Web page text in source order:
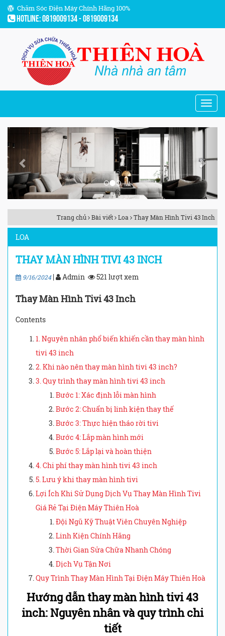
Chăm Sóc Điện Máy Chính Hãng 100%
Hotline: 0819009134 - 0819009134
Previous Next
Trang chủ Bài viết Loa Thay Màn Hình Tivi 43 Inch
LOA
THAY MÀN HÌNH TIVI 43 INCH
9/16/2024| Admin 521 lượt xem
Thay Màn Hình Tivi 43 Inch
Contents
1. Nguyên nhân phổ biến khiến cần thay màn hình
tivi 43 inch
2. Khi nào nên thay màn hình tivi 43 inch?
3. Quy trình thay màn hình tivi 43 inch
Bước 1: Xác định lỗi màn hình
Bước 2: Chuẩn bị linh kiện thay thế
Bước 3: Thực hiện tháo rời tivi
Bước 4: Lắp màn hình mới
Bước 5: Lắp lại và hoàn thiện
4. Chi phí thay màn hình tivi 43 inch
5. Lưu ý khi thay màn hình tivi
Lợi Ích Khi Sử Dụng Dịch Vụ Thay Màn Hình Tivi
Giá Rẻ Tại Điện Máy Thiên Hoà
Đội Ngũ Kỹ Thuật Viên Chuyên Nghiệp
Linh Kiện Chính Hãng
Thời Gian Sửa Chữa Nhanh Chóng
Dịch Vụ Tận Nơi
Quy Trình Thay Màn Hình Tại Điện Máy Thiên Hoà
Hướng dẫn thay màn hình tivi 43
inch: Nguyên nhân và quy trình chi
tiết